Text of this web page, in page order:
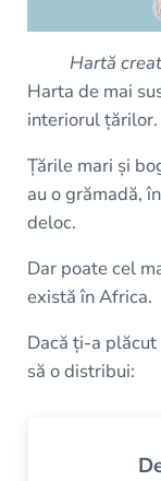
Hartă
Harta de mai
interiorul țărilor.
Țările mari și
au o grămadă,
deloc.
Dar poate cel
există în Africa.
Dacă ți-a plăcut
să o distribui: